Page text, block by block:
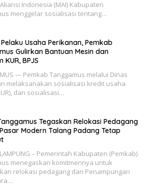
Indonesia (MAI) Kabupaten
menggelar sosialisasi tentang…
Usaha Perikanan, Pemkab
Gulirkan Bantuan Mesin dan
KUR, BPJS
— Pemkab Tanggamus melalui Dinas
melaksanakan sosialisasi kredit usaha
dan sosialisasi…
Tegaskan Relokasi Pedagang
Modern Talang Padang Tetap
– Pemerintah Kabupaten (Pemkab)
menegaskan komitmennya untuk
relokasi pedagang dari Penampungan